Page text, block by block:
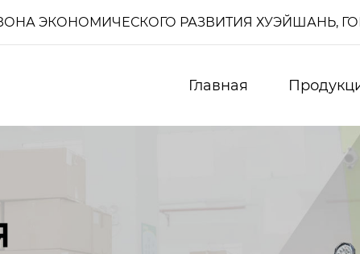
ЭКОНОМИЧЕСКОГО РАЗВИТИЯ ХУЭЙШАНЬ,
Главная